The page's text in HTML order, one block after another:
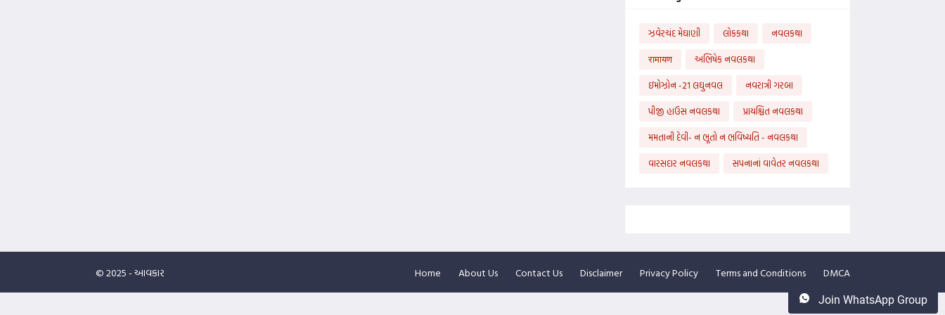
ઝવેરચંદ મેઘાણી લોકકથા
નવલકથા
रामायण
અભિષેક નવલકથા
ઇમોઝોન -21 લઘુનવલ
નવરાત્રી ગરબા
પીજી હાઉસ નવલકથા
પ્રાયશ્ચિત નવલકથા
મમતાની દેવી- ન ભૂતો ન ભવિષ્યતિ - નવલકથા
વારસદાર નવલકથા
સપનાનાં વાવેતર નવલકથા
Join WhatsApp Group
© 2025 -આવકાર Home About Us Contact Us Disclaimer Privacy Policy Terms and Conditions DMCA